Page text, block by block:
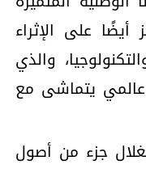
على الإثراء
والذي
یتماشى مع
جزء من أصول